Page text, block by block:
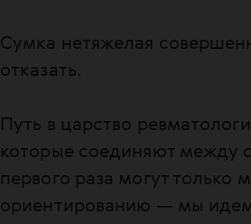
Сумка нетяжелая
отказать.
Путь в царство
которые соединяют между
первого раза могут
ориентированию — мы